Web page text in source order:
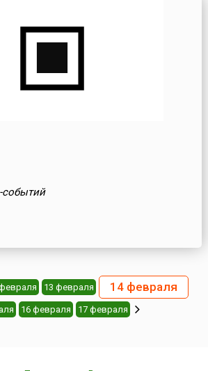
событий
13 февраля 14 февраля
16 февраля 17 февраля